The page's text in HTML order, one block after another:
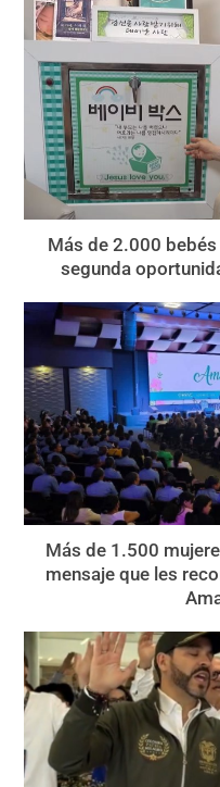
Más de 2.000
segunda
Más de 1.500
mensaje que les